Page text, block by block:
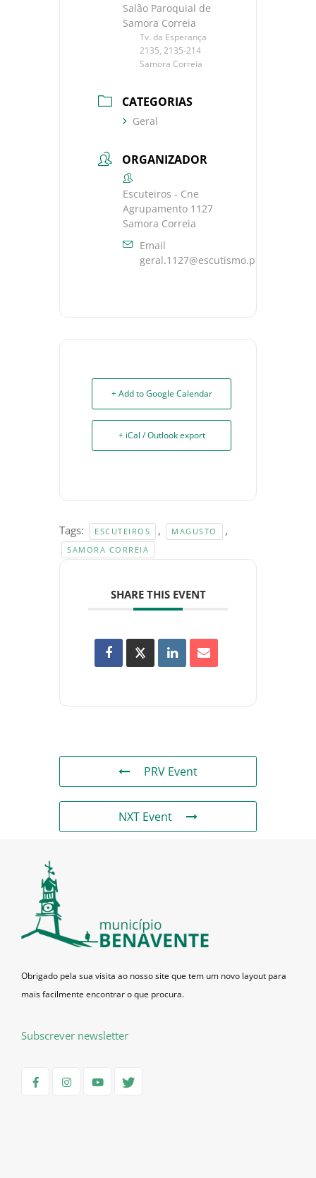
Salão Paroquial de
Samora Correia
Tv. da Esperança
2135, 2135-214
Samora Correia
CATEGORIAS
Geral
ORGANIZADOR
Escuteiros - Cne
Agrupamento 1127
Samora Correia
Email
geral.1127@escutismo.pt
+ Add to Google Calendar
+ iCal / Outlook export
Tags: ESCUTEIROS , MAGUSTO ,
SAMORA CORREIA
SHARE THIS EVENT
PRV Event
NXT Event
Obrigado pela sua visita ao nosso site que tem um novo layout para
mais facilmente encontrar o que procura.
Subscrever newsletter